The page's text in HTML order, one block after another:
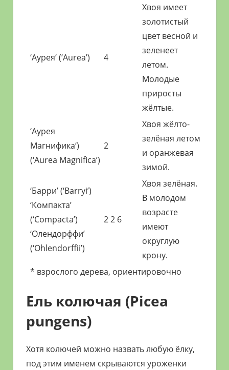
‘Аурея‘ (‘Aurea’) 4
Хвоя имеет
золотистый
цвет весной и
зеленеет
летом.
Молодые
приросты
жёлтые.
‘Аурея
Магнифика‘)
(‘Aurea Magnifica’)
2
Хвоя жёлто-
зелёная летом
и оранжевая
зимой.
‘Барри’ (‘Barryi’)
‘Компакта’
(‘Compacta’)
‘Олендорффи’
(‘Ohlendorffii’)
2 2 6
Хвоя зелёная.
В молодом
возрасте
имеют
округлую
крону.
* взрослого дерева, ориентировочно
Ель колючая (Picea
pungens)
Хотя колючей можно назвать любую ёлку,
под этим именем скрываются уроженки